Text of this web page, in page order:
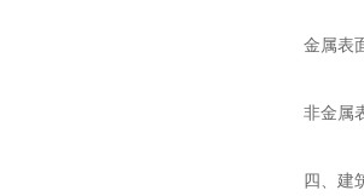
金属表面
非金属表
四、建筑